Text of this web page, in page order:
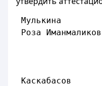
Мулькина
Роза
Каскабасов